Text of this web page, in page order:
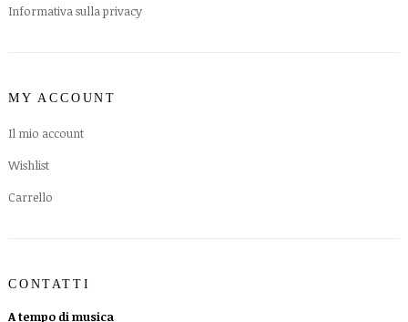
Informativa sulla privacy
MY ACCOUNT
Il mio account
Wishlist
Carrello
CONTATTI
A tempo di musica